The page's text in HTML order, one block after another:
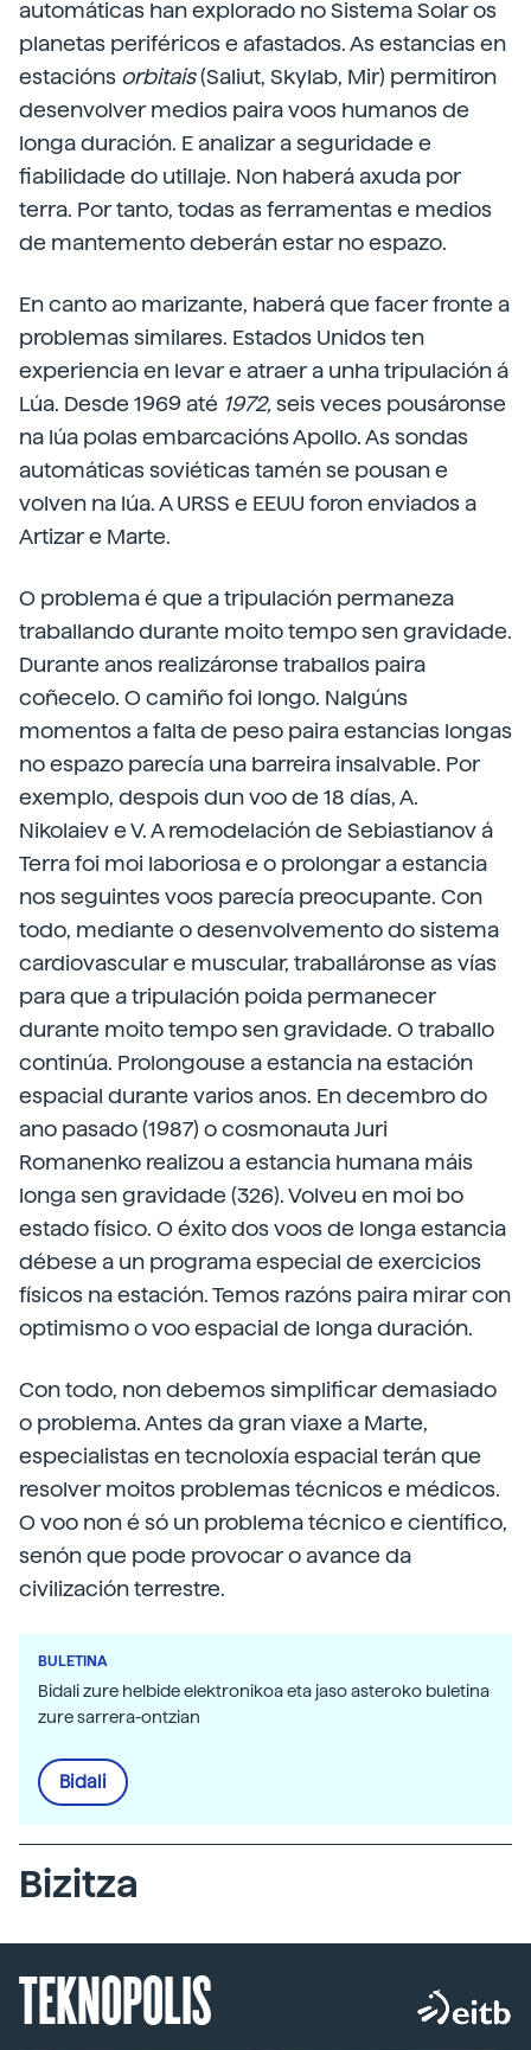
automáticas han explorado no Sistema Solar os
planetas periféricos e afastados. As estancias en
estacións orbitais(Saliut, Skylab, Mir) permitiron
desenvolver medios paira voos humanos de
longa duración. E analizar a seguridade e
fiabilidade do utillaje. Non haberá axuda por
terra. Por tanto, todas as ferramentas e medios
de mantemento deberán estar no espazo.
En canto ao marizante, haberá que facer fronte a
problemas similares. Estados Unidos ten
experiencia en levar e atraer a unha tripulación á
Lúa. Desde 1969 até 1972,seis veces pousáronse
na lúa polas embarcacións Apollo. As sondas
automáticas soviéticas tamén se pousan e
volven na lúa. A URSS e EEUU foron enviados a
Artizar e Marte.
O problema é que a tripulación permaneza
traballando durante moito tempo sen gravidade.
Durante anos realizáronse traballos paira
coñecelo. O camiño foi longo. Nalgúns
momentos a falta de peso paira estancias longas
no espazo parecía una barreira insalvable. Por
exemplo, despois dun voo de 18 días, A.
Nikolaiev e V. A remodelación de Sebiastianov á
Terra foi moi laboriosa e o prolongar a estancia
nos seguintes voos parecía preocupante. Con
todo, mediante o desenvolvemento do sistema
cardiovascular e muscular, traballáronse as vías
para que a tripulación poida permanecer
durante moito tempo sen gravidade. O traballo
continúa. Prolongouse a estancia na estación
espacial durante varios anos. En decembro do
ano pasado (1987) o cosmonauta Juri
Romanenko realizou a estancia humana máis
longa sen gravidade (326). Volveu en moi bo
estado físico. O éxito dos voos de longa estancia
débese a un programa especial de exercicios
físicos na estación. Temos razóns paira mirar con
optimismo o voo espacial de longa duración.
Con todo, non debemos simplificar demasiado
o problema. Antes da gran viaxe a Marte,
especialistas en tecnoloxía espacial terán que
resolver moitos problemas técnicos e médicos.
O voo non é só un problema técnico e científico,
senón que pode provocar o avance da
civilización terrestre.
BULETINA
Bidali zure helbide elektronikoa eta jaso asteroko buletina
zure sarrera-ontzian
Bidali
Bizitza
TEKNOPOLIS